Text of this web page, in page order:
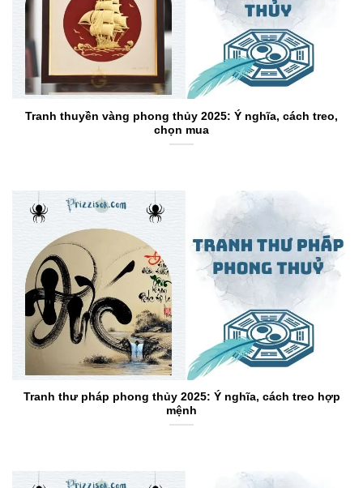
Tranh thuyền vàng phong thủy 2025: Ý nghĩa, cách treo,
chọn mua
Tranh thư pháp phong thủy 2025: Ý nghĩa, cách treo hợp
mệnh